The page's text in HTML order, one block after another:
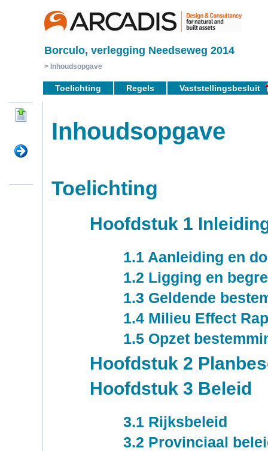
Borculo, verlegging Needseweg 2014
Inhoudsopgave
Toelichting Regels Vaststellingsbesluit
Inhoudsopgave
Toelichting
Hoofdstuk 1
1.1 Aanleiding en
1.2 Ligging en
1.3 Geldende
1.4 Milieu Effect
1.5 Opzet
Hoofdstuk 2
Hoofdstuk 3 Beleid
3.1 Rijksbeleid
3.2 Provinciaal